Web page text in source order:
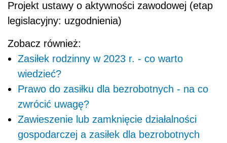
Projekt ustawy o aktywności zawodowej (etap
legislacyjny: uzgodnienia)
Zobacz również:
Zasiłek rodzinny w 2023 r. - co warto
wiedzieć?
Prawo do zasiłku dla bezrobotnych - na co
zwrócić uwagę?
Zawieszenie lub zamknięcie działalności
gospodarczej a zasiłek dla bezrobotnych